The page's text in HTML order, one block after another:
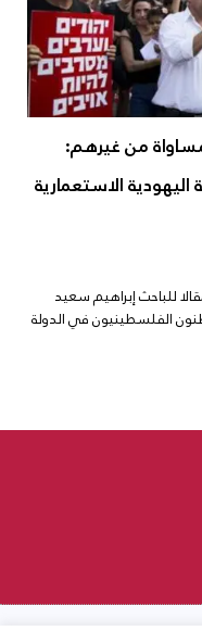
من غيرهم:
الاستعمارية
للباحث إبراهيم سعيد
الفلسطينيون في الدولة